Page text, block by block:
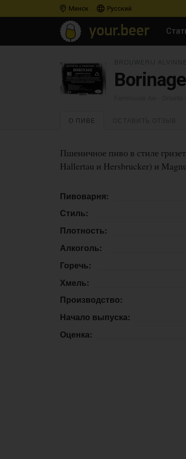
Минск Русский
Borinage
О ПИВЕ
Пшеничное пиво в стиле
Hallertau и Hersbrucker) и
Пивоварня:
Стиль:
Плотность:
Алкоголь:
Горечь:
Хмель:
Производство:
Начало выпуска:
Оценка: